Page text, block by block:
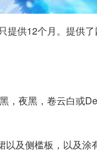
提供12个月。提供
，夜黑，卷云白或
及侧槛板，以及涂